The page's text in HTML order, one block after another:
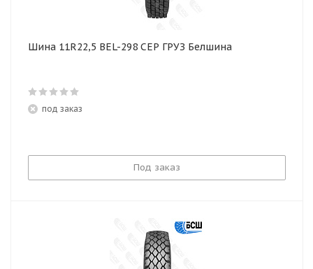
Шина 11R22,5 BEL-298 СЕР ГРУЗ Белшина
под заказ
Под заказ